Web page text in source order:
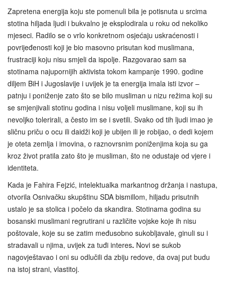
Zapretena energija koju ste pomenuli bila je potisnuta u srcima
stotina hiljada ljudi i bukvalno je eksplodirala u roku od nekoliko
mjeseci. Radilo se o vrlo konkretnom osjećaju uskraćenosti i
povrijeđenosti koji je bio masovno prisutan kod muslimana,
frustraciji koju nisu smjeli da ispolje. Razgovarao sam sa
stotinama najupornijih aktivista tokom kampanje 1990. godine
diljem BiH i Jugoslavije i uvijek je ta energija imala isti izvor –
patnju i poniženje zato što se bilo musliman u nizu režima koji su
se smjenjivali stotinu godina i nisu voljeli muslimane, koji su ih
nevoljko tolerirali, a često im se i svetili. Svako od tih ljudi imao je
sličnu priču o ocu ili daidži koji je ubijen ili je robijao, o dedi kojem
je oteta zemlja i imovina, o raznovrsnim poniženjima koja su ga
kroz život pratila zato što je musliman, što ne odustaje od vjere i
identiteta.
Kada je Fahira Fejzić, intelektualka markantnog držanja i nastupa,
otvorila Osnivačku skupštinu SDA bismillom, hiljadu prisutnih
ustalo je sa stolica i počelo da skandira. Stotinama godina su
bosanski muslimani regrutirani u različite vojske koje ih nisu
poštovale, koje su se zatim međusobno sukobljavale, ginuli su i
stradavali u njima, uvijek za tuđi interes. Novi se sukob
nagovještavao i oni su odlučili da zbiju redove, da ovaj put budu
na istoj strani, vlastitoj.